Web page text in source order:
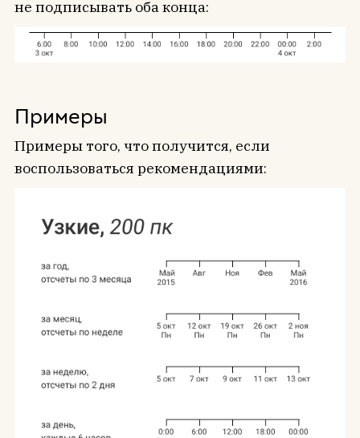
не подписывать оба конца:
Примеры
Примеры того, что получится, если
воспользоваться рекомендациями: